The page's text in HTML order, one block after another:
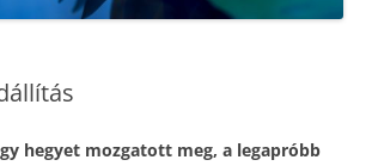
hegyet mozgatott meg, a legapróbb